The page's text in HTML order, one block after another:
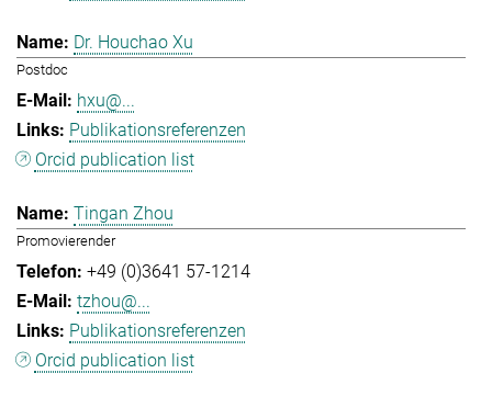
Dr. Houchao Xu
Postdoc
hxu@...
Publikationsreferenzen
Orcid publication list
Tingan Zhou
Promovierender
+49 (0)3641 57-1214
tzhou@...
Publikationsreferenzen
Orcid publication list